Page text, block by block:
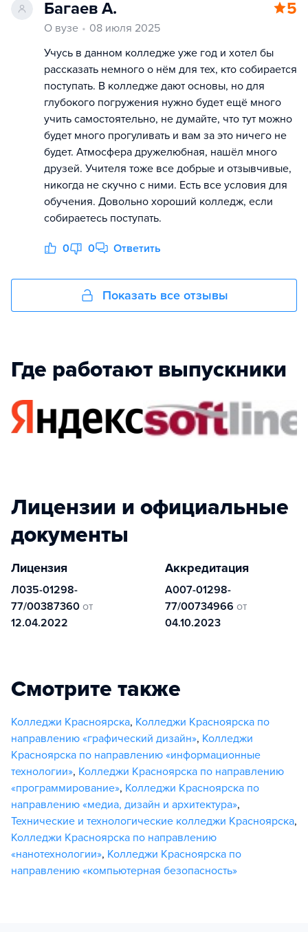
Багаев А. 5
О вузе
08 июля 2025
Учусь в данном колледже уже год и хотел бы
рассказать немного о нём для тех, кто собирается
поступать. В колледже дают основы, но для
глубокого погружения нужно будет ещё много
учить самостоятельно, не думайте, что тут можно
будет много прогуливать и вам за это ничего не
будет. Атмосфера дружелюбная, нашёл много
друзей. Учителя тоже все добрые и отзывчивые,
никогда не скучно с ними. Есть все условия для
обучения. Довольно хороший колледж, если
собираетесь поступать.
0 0 Ответить
Показать все отзывы
Где работают выпускники
Лицензии и официальные
документы
Лицензия
Л035-01298-
77/00387360 от
12.04.2022
Аккредитация
А007-01298-
77/00734966 от
04.10.2023
Смотрите также
Колледжи Красноярска, Колледжи Красноярска по
направлению «графический дизайн», Колледжи
Красноярска по направлению «информационные
технологии», Колледжи Красноярска по направлению
«программирование», Колледжи Красноярска по
направлению «медиа, дизайн и архитектура»,
Технические и технологические колледжи Красноярска,
Колледжи Красноярска по направлению
«нанотехнологии», Колледжи Красноярска по
направлению «компьютерная безопасность»